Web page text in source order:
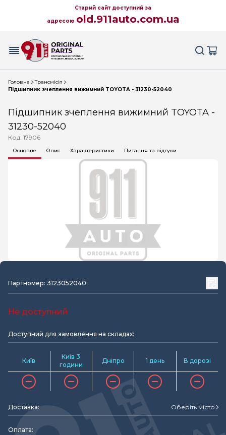
Старий сайт доступний за
адресою old.911auto.com.ua
Головна
Трансмісія
Підшипник зчеплення вижимний TOYOTA - 31230-52040
Підшипник зчеплення вижимний TOYOTA -
31230-52040
Код: 17906
Основне Опис Характеристики Питання та відгуки
Партномер: 3123052040
Не доступний
Доступний для замовлення на складах:
Київ
Київ 3
години
Дніпро 1 день В дорозі
Доставка: Оберіть місто
Оплата: